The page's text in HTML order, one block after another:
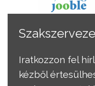
Iratkozzon fel
kézből